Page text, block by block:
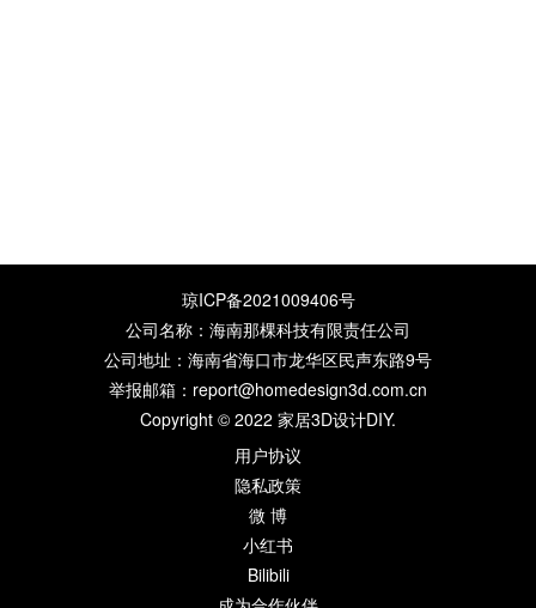
琼ICP备2021009406号
公司名称：海南那棵科技有限责任公司
公司地址：海南省海口市龙华区民声东路9号
举报邮箱：report@homedesign3d.com.cn
Copyright © 2022 家居3D设计DIY.
用户协议
隐私政策
微 博
小红书
Bilibili